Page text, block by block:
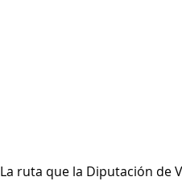
La ruta que la Diputación de